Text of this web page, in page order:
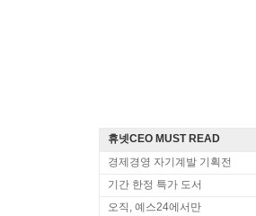
휴넷CEO MUST READ
경제경영 자기계발 기획전
기간 한정 특가 도서
오직, 예스24에서만